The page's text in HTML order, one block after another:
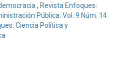
, Revista Enfoques:
Pública: Vol. 9 Núm. 14
Ciencia Política y